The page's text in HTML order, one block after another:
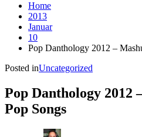
Home
2013
Januar
10
Pop Danthology 2012 –
Posted inUncategorized
Pop Danthology 2012
Pop Songs